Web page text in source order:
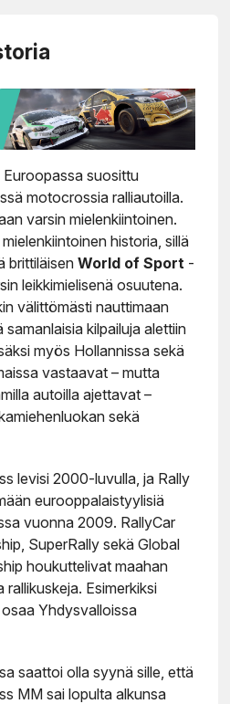
suosittu
motocrossia ralliautoilla.
varsin mielenkiintoinen.
historia, sillä
brittiläisenWorld of Sport -
leikkimielisenä osuutena.
välittömästi nauttimaan
kilpailuja alettiin
myös Hollannissa sekä
vastaavat – mutta
autoilla ajettavat –
sekä
levisi 2000-luvulla, ja Rally
eurooppalaistyylisiä
vuonna 2009. RallyCar
SuperRally sekä Global
houkuttelivat maahan
Esimerkiksi
Yhdysvalloissa
saattoi olla syynä sille, että
MM sai lopulta alkunsa